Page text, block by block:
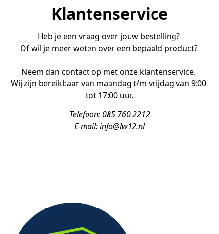
Klantenservice
Telefoon: 085 760 2212
E-mail: info@lw12.nl
Heb je een vraag over jouw bestelling?
Of wil je meer weten over een bepaald product?
Neem dan contact op met onze klantenservice.
Wij zijn bereikbaar van maandag t/m vrijdag van 9:00
tot 17:00 uur.